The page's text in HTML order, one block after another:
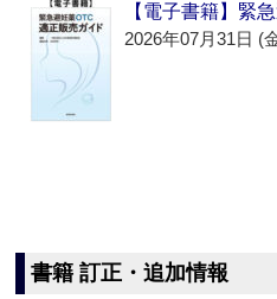
【電子書籍】緊
2026年07月31日 (
書籍 訂正・追加情報